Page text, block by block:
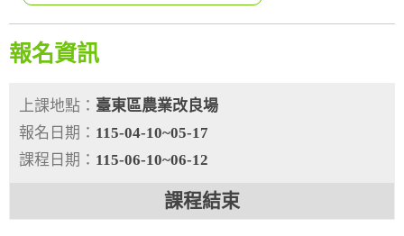
報名資訊
課程結束
上課地點： 臺東區農業改良場
報名日期： 115-04-10~05-17
課程日期： 115-06-10~06-12